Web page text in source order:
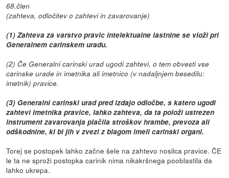
68.člen
(zahteva, odločitev o zahtevi in zavarovanje)
(1) Zahteva za varstvo pravic intelektualne lastnine se vloži pri
Generalnem carinskem uradu.
(2) Če Generalni carinski urad ugodi zahtevi, o tem obvesti vse
carinske urade in imetnika ali imetnico (v nadaljnjem besedilu:
imetnik) pravice.
(3) Generalni carinski urad pred izdajo odločbe, s katero ugodi
zahtevi imetnika pravice, lahko zahteva, da ta položi ustrezen
instrument zavarovanja plačila stroškov hrambe, prevoza ali
odškodnine, ki bi jih v zvezi z blagom imeli carinski organi.
Torej se postopek lahko začne šele na zahtevo nosilca pravice. ČE
le ta ne sproži postopka carinik nima nikakršnega pooblastila da
lahko ukrepa.